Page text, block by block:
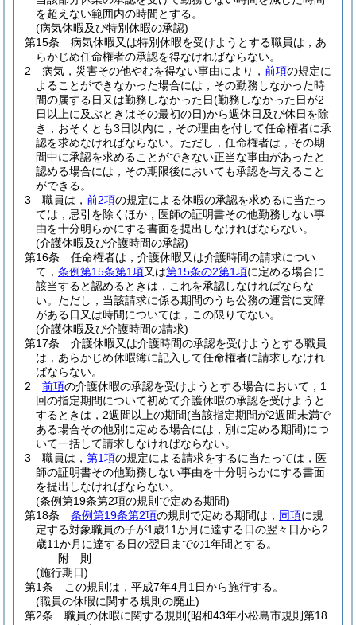
を超えない範囲内の時間とする。
(病気休暇及び特別休暇の承認)
第15条
病気休暇又は特別休暇を受けようとする職員は，あ
らかじめ任命権者の承認を得なければならない。
2
病気，災害その他やむを得ない事由により， 前項の規定に
よることができなかった場合には，その勤務しなかった時
間の属する日又は勤務しなかった日(勤務しなかった日が2
日以上に及ぶときはその最初の日)から週休日及び休日を除
き，おそくとも3日以内に，その理由を付して任命権者に承
認を求めなければならない。 ただし，任命権者は，その期
間中に承認を求めることができない正当な事由があったと
認める場合には，その期限後においても承認を与えること
ができる。
3
職員は， 前2項の規定による休暇の承認を求めるに当たっ
ては，忌引を除くほか，医師の証明書その他勤務しない事
由を十分明らかにする書面を提出しなければならない。
(介護休暇及び介護時間の承認)
第16条
任命権者は，介護休暇又は介護時間の請求につい
て， 条例第15条第1項又は第15条の2第1項に定める場合に
該当すると認めるときは，これを承認しなければならな
い。 ただし，当該請求に係る期間のうち公務の運営に支障
がある日又は時間については，この限りでない。
(介護休暇及び介護時間の請求)
第17条
介護休暇又は介護時間の承認を受けようとする職員
は，あらかじめ休暇簿に記入して任命権者に請求しなけれ
ばならない。
2
前項の介護休暇の承認を受けようとする場合において，1
回の指定期間について初めて介護休暇の承認を受けようと
するときは，2週間以上の期間(当該指定期間が2週間未満で
ある場合その他別に定める場合には，別に定める期間)につ
いて一括して請求しなければならない。
3
職員は， 第1項の規定による請求をするに当たっては，医
師の証明書その他勤務しない事由を十分明らかにする書面
を提出しなければならない。
(条例第19条第2項の規則で定める期間)
第18条
条例第19条第2項の規則で定める期間は， 同項に規
定する対象職員の子が1歳11か月に達する日の翌々日から2
歳11か月に達する日の翌日までの1年間とする。
附 則
(施行期日)
第1条
この規則は，平成7年4月1日から施行する。
(職員の休暇に関する規則の廃止)
第2条
職員の休暇に関する規則 (昭和43年小松島市規則第18